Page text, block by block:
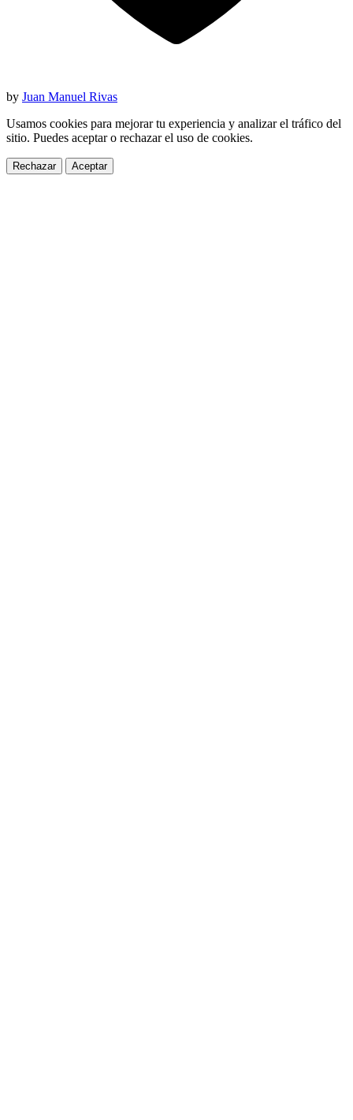
by Juan Manuel Rivas
Usamos cookies para mejorar tu experiencia y analizar el tráfico del
sitio. Puedes aceptar o rechazar el uso de cookies.
Rechazar Aceptar